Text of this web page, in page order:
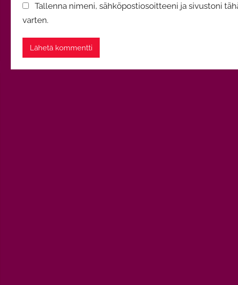
Tallenna nimeni, sähköpostiosoitteeni ja sivustoni
varten.